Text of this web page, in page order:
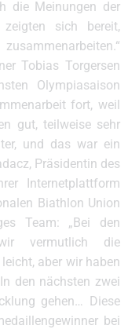
die Meinungen der
sich bereit,
Tobias Torgersen
Olympiasaison
fort, weil
gut, teilweise sehr
und das war ein
Präsidentin des
Internetplattform
Biathlon Union
Team: „Bei den
vermutlich die
aber wir haben
den nächsten zwei
gehen… Diese
bei